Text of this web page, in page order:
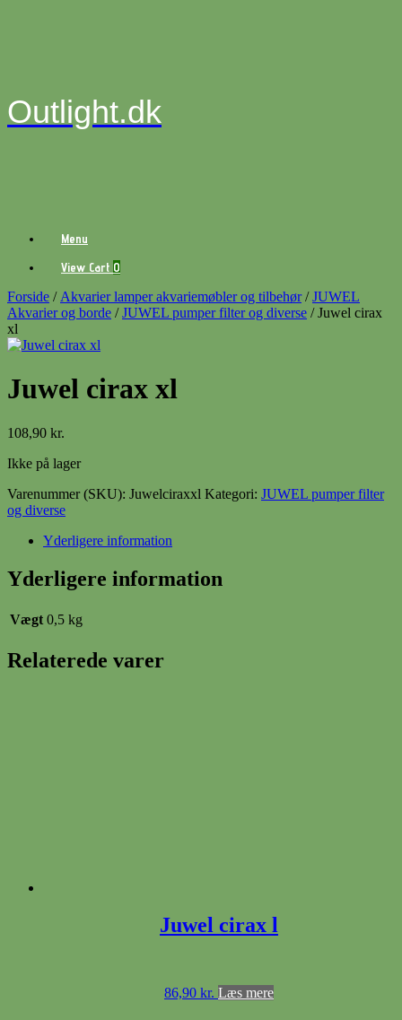
Outlight.dk
Menu
View
cart
View Cart 0
Forside / Akvarier lamper akvariemøbler og tilbehør/JUWEL
Akvarier og borde /JUWEL pumper filter og diverse / Juwel cirax
xl
Juwel cirax xl
108,90 kr.
Ikke på lager
Varenummer (SKU): Juwelciraxxl Kategori: JUWEL pumper filter
og diverse
Yderligere information
Yderligere information
Vægt 0,5 kg
Relaterede varer
Juwel cirax l
86,90 kr. Læs mere